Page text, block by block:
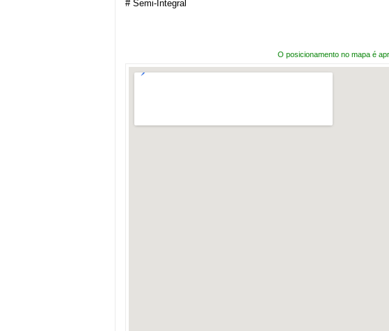
# Semi-Integral
O posicionamento no mapa é